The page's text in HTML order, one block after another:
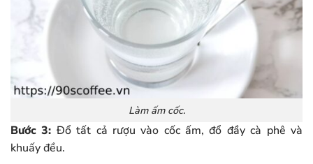
Làm ấm cốc.
Bước 3: Đổ tất cả rượu vào cốc ấm, đổ đầy cà phê và
khuấy đều.